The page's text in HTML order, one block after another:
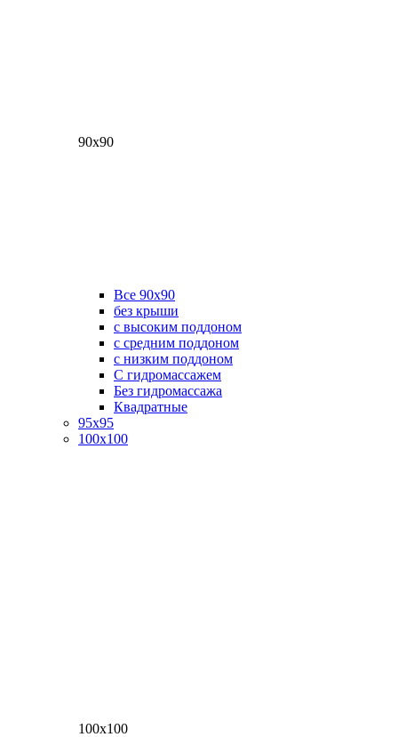
90х90
Все 90х90
без крыши
с высоким поддоном
с средним поддоном
с низким поддоном
С гидромассажем
Без гидромассажа
Квадратные
95х95
100х100
100х100